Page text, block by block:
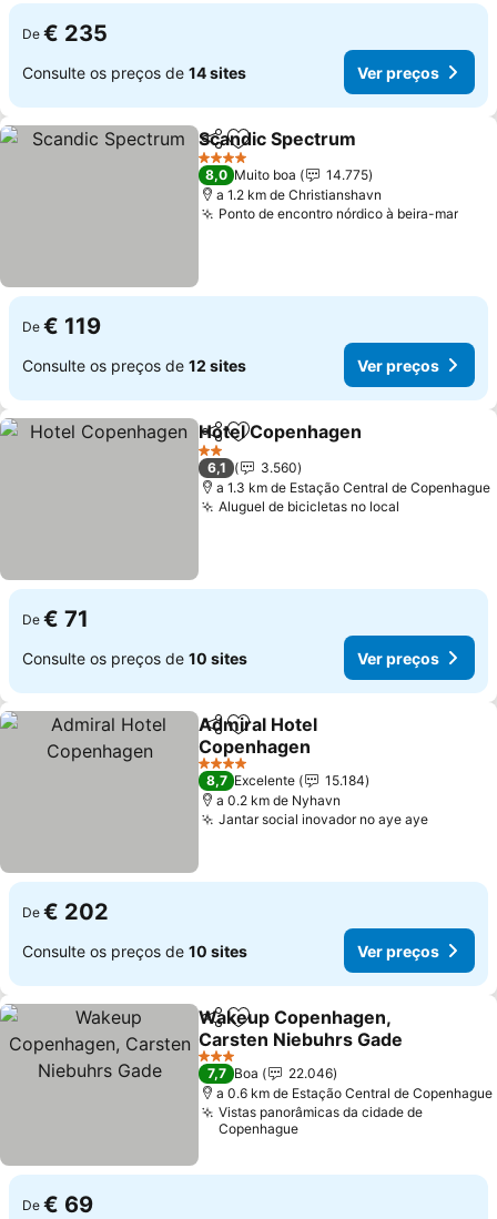
De € 235
Consulte os preços de 14 sites Ver preços
PartilharAdicionar aos favoritos
Scandic Spectrum
4 Estrelas
8,0 Muito boa
14.775
a 1.2 km de Christianshavn
Ponto de encontro nórdico à beira-marVer
De € 119
Consulte os preços de 12 sites Ver preços
PartilharAdicionar aos favoritos
Hotel Copenhagen
2 Estrelas
6,1
3.560
a 1.3 km de Estação Central de Copenhague
Aluguel de bicicletas no local
De € 71
Consulte os preços de 10 sites Ver preços
PartilharAdicionar aos favoritos
Admiral Hotel
Copenhagen
Ver preços
4 Estrelas
8,7 Excelente
15.184
a 0.2 km de Nyhavn
Jantar social inovador no aye ayeVer
De € 202
Consulte os preços de 10 sites Ver preços
PartilharAdicionar aos favoritos
Wakeup Copenhagen,
Carsten Niebuhrs Gade
Ver preços
3 Estrelas
7,7 Boa
22.046
a 0.6 km de Estação Central de Copenhague
Vistas panorâmicas da cidade de
Copenhague
De € 69